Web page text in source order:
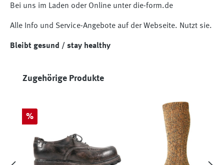
Bei uns im Laden oder Online unter die-form.de
Alle Info und Service-Angebote auf der Webseite. Nutzt sie.
Bleibt gesund / stay healthy
Produktgalerie überspringen
Zugehörige Produkte
Rabatt
%